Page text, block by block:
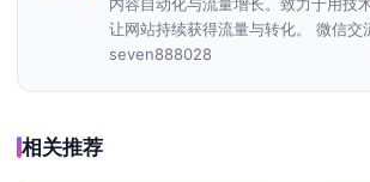
让网站持续获得流量与转化。 微信交
seven888028
相关推荐